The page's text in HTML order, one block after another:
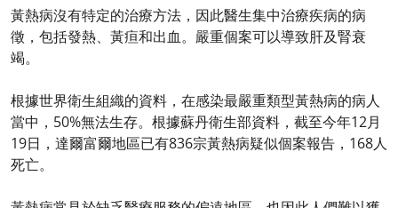
黃熱病沒有特定的治療方法，因此醫生集中治療疾病的病
徵，包括發熱、黃疸和出血。嚴重個案可以導致肝及腎衰
竭。
根據世界衛生組織的資料，在感染最嚴重類型黃熱病的病人
當中，50%無法生存。根據蘇丹衛生部資料，截至今年12月
19日，達爾富爾地區已有836宗黃熱病疑似個案報告，168人
死亡。